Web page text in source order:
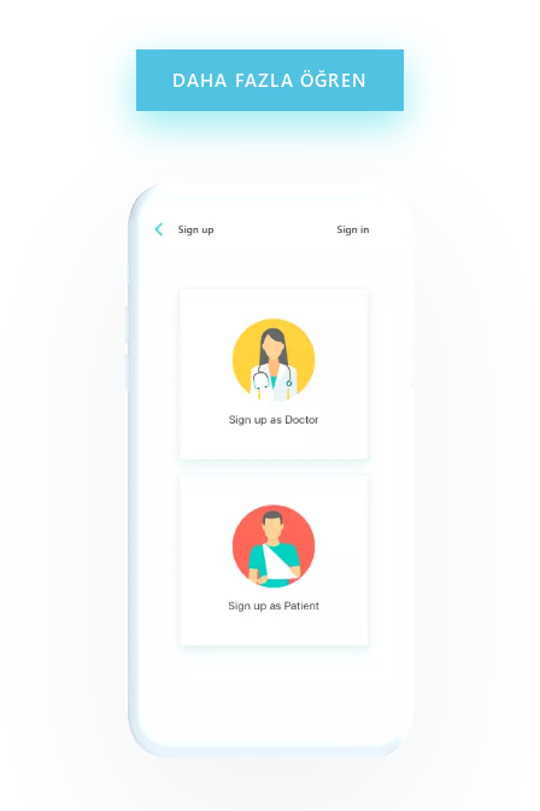
DAHA FAZLA ÖĞREN